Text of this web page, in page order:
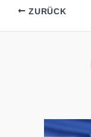
ZURÜCK